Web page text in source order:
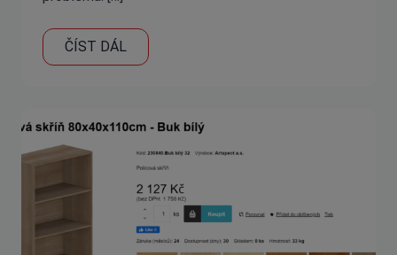
ČÍST DÁL